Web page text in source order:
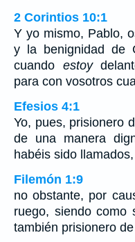
2 Corintios 10:1
Y yo mismo, Pablo,
y la benignidad de
cuando estoy
para con vosotros
Efesios 4:1
Yo, pues, prisionero
de una manera
habéis sido llamados,
Filemón 1:9
no obstante, por
ruego, siendo como
también prisionero